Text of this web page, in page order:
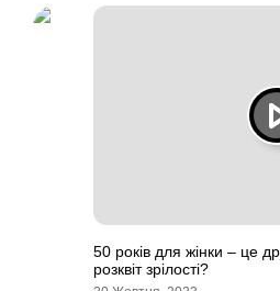
50 років для жінки – це
розквіт зрілості?